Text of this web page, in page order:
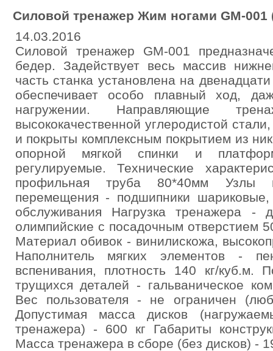
Силовой тренажер Жим ногами GM-001
14.03.2016
Силовой тренажер GM-001
бедер. Задействует весь массив
часть станка установлена на
обеспечивает особо плавный ход,
нагружении. Направляющие
высококачественной углеродистой
и покрыты комплексным покрытием из
опорной мягкой спинки и
регулируемые. Технические
профильная труба 80*40мм Узлы
перемещения - подшипники
обслуживания Нагрузка тренажера -
олимпийские с посадочным отверстием
Материал обивок - винилискожа,
Наполнитель мягких элементов -
вспенивания, плотность 140 кг/куб.м.
трущихся деталей - гальваническое
Вес пользователя - не ограничен
Допустимая масса дисков
тренажера) - 600 кг Габариты
Масса тренажера в сборе (без дисков) -